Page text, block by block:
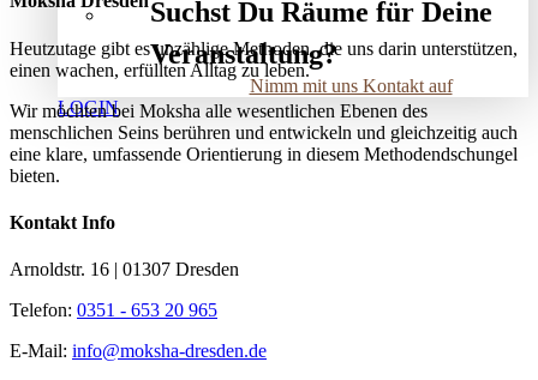
Suchst Du Räume für Deine
Veranstaltung?
Nimm mit uns Kontakt auf
LOGIN
Heutzutage gibt es unzählige Methoden, die uns darin unterstützen,
einen wachen, erfüllten Alltag zu leben.
Wir möchten bei Moksha alle wesent­lichen Ebenen des
menschlichen Seins berühren und entwickeln und gleichzeitig auch
eine klare, umfassende Orientierung in diesem Methodendschungel
bieten.
Kontakt Info
Arnoldstr. 16 | 01307 Dresden
Telefon: 0351 - 653 20 965
E-Mail: info@moksha-dresden.de